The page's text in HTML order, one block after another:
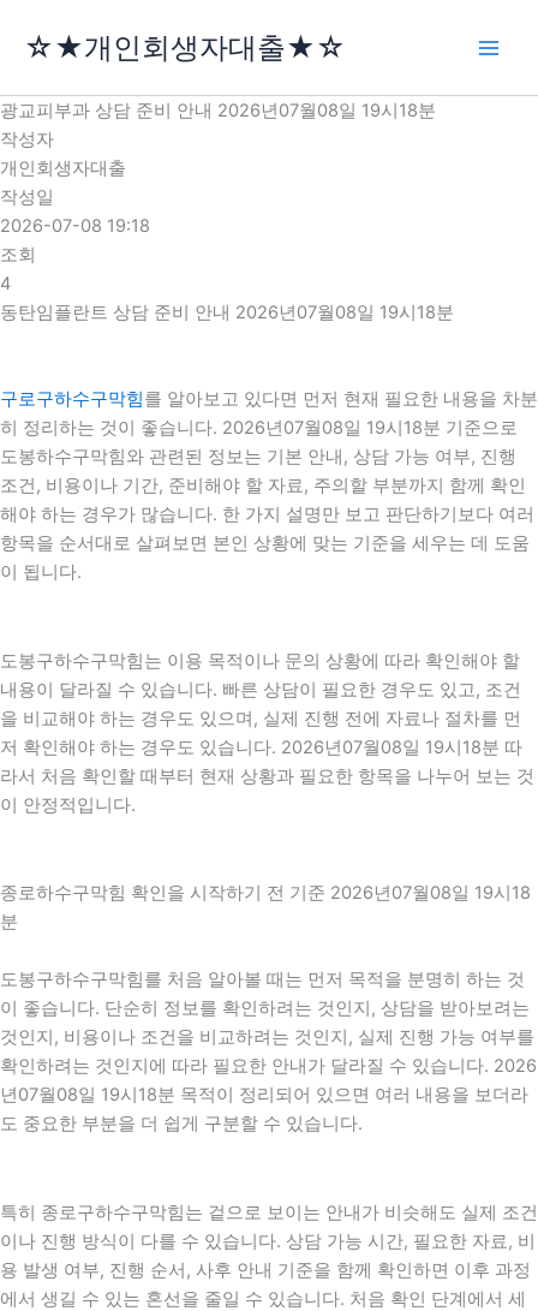
로
건
너
뛰
기
☆★개인회생자대출★☆
광교피부과 상담 준비 안내 2026년07월08일 19시18분
작성자
개인회생자대출
작성일
2026-07-08 19:18
조회
4
동탄임플란트 상담 준비 안내 2026년07월08일 19시18분
구로구하수구막힘를 알아보고 있다면 먼저 현재 필요한 내용을 차분
히 정리하는 것이 좋습니다. 2026년07월08일 19시18분 기준으로
도봉하수구막힘와 관련된 정보는 기본 안내, 상담 가능 여부, 진행
조건, 비용이나 기간, 준비해야 할 자료, 주의할 부분까지 함께 확인
해야 하는 경우가 많습니다. 한 가지 설명만 보고 판단하기보다 여러
항목을 순서대로 살펴보면 본인 상황에 맞는 기준을 세우는 데 도움
이 됩니다.
도봉구하수구막힘는 이용 목적이나 문의 상황에 따라 확인해야 할
내용이 달라질 수 있습니다. 빠른 상담이 필요한 경우도 있고, 조건
을 비교해야 하는 경우도 있으며, 실제 진행 전에 자료나 절차를 먼
저 확인해야 하는 경우도 있습니다. 2026년07월08일 19시18분 따
라서 처음 확인할 때부터 현재 상황과 필요한 항목을 나누어 보는 것
이 안정적입니다.
종로하수구막힘 확인을 시작하기 전 기준 2026년07월08일 19시18
분
도봉구하수구막힘를 처음 알아볼 때는 먼저 목적을 분명히 하는 것
이 좋습니다. 단순히 정보를 확인하려는 것인지, 상담을 받아보려는
것인지, 비용이나 조건을 비교하려는 것인지, 실제 진행 가능 여부를
확인하려는 것인지에 따라 필요한 안내가 달라질 수 있습니다. 2026
년07월08일 19시18분 목적이 정리되어 있으면 여러 내용을 보더라
도 중요한 부분을 더 쉽게 구분할 수 있습니다.
특히 종로구하수구막힘는 겉으로 보이는 안내가 비슷해도 실제 조건
이나 진행 방식이 다를 수 있습니다. 상담 가능 시간, 필요한 자료, 비
용 발생 여부, 진행 순서, 사후 안내 기준을 함께 확인하면 이후 과정
에서 생길 수 있는 혼선을 줄일 수 있습니다. 처음 확인 단계에서 세